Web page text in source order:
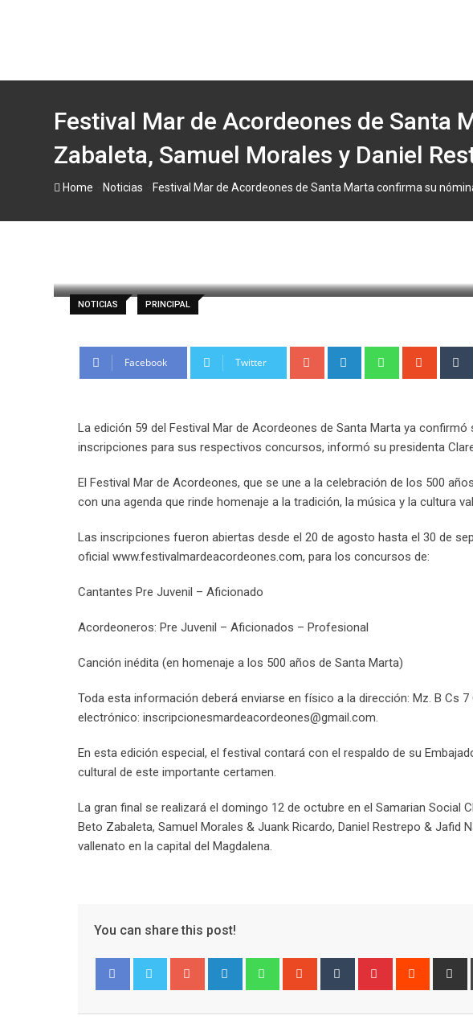
Festival Mar de Acordeones de Santa
Zabaleta, Samuel Morales y Daniel
Home Noticias Festival Mar de Acordeones de Santa Marta confirma su
NOTICIAS PRINCIPAL
Facebook Twitter Google+ LinkedIn Whatsapp
La edición 59 del Festival Mar de Acordeones de Santa Marta ya
inscripciones para sus respectivos concursos, informó su presidenta
El Festival Mar de Acordeones, que se une a la celebración de los 500
con una agenda que rinde homenaje a la tradición, la música y la cultura
Las inscripciones fueron abiertas desde el 20 de agosto hasta el 30 de
oficial www.festivalmardeacordeones.com, para los concursos de:
Cantantes Pre Juvenil – Aficionado
Acordeoneros: Pre Juvenil – Aficionados – Profesional
Canción inédita (en homenaje a los 500 años de Santa Marta)
Toda esta información deberá enviarse en físico a la dirección: Mz. B Cs
electrónico: inscripcionesmardeacordeones@gmail.com.
En esta edición especial, el festival contará con el respaldo de su
cultural de este importante certamen.
La gran final se realizará el domingo 12 de octubre en el Samarian Social
Beto Zabaleta, Samuel Morales & Juank Ricardo, Daniel Restrepo & Jafid
vallenato en la capital del Magdalena.
You can share this post!
Google+ LinkedIn WhatsappStumbleUpon
Tumblr Pinterest Reddit